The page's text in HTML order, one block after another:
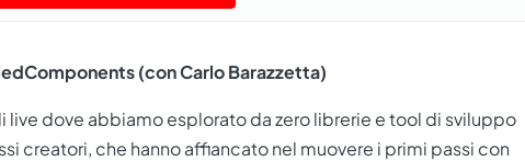
(con Carlo Barazzetta)
live dove abbiamo esplorato da zero librerie e tool di sviluppo
creatori, che hanno affiancato nel muovere i primi passi con